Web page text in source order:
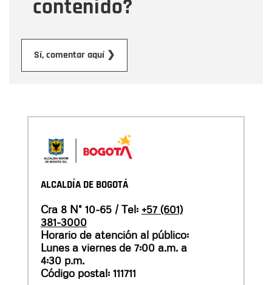
contenido?
Sí, comentar aquí ❯
ALCALDÍA DE BOGOTÁ
Cra 8 N° 10-65 / Tel: +57 (601)
381-3000
Horario de atención al público:
Lunes a viernes de 7:00 a.m. a
4:30 p.m.
Código postal: 111711